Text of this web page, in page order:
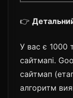
👉
У вас є 1000
сайтмапі.
сайтмап
алгоритм